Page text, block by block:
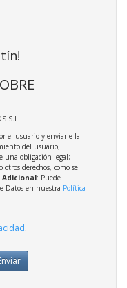
S.L.
el usuario y enviarle la
del usuario;
una obligación legal;
derechos, como se
: Puede
Datos en nuestra Política
.